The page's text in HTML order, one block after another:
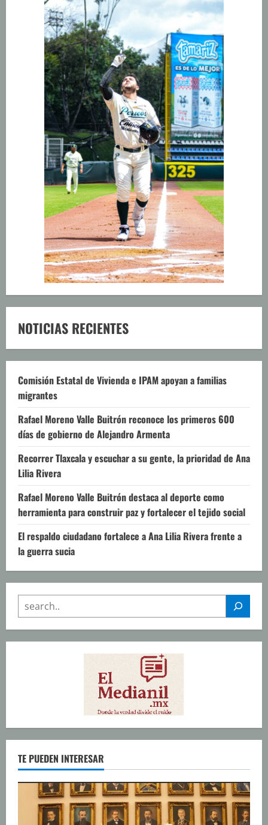
NOTICIAS RECIENTES
Comisión Estatal de Vivienda e IPAM apoyan a familias
migrantes
Rafael Moreno Valle Buitrón reconoce los primeros 600
días de gobierno de Alejandro Armenta
Recorrer Tlaxcala y escuchar a su gente, la prioridad de Ana
Lilia Rivera
Rafael Moreno Valle Buitrón destaca al deporte como
herramienta para construir paz y fortalecer el tejido social
El respaldo ciudadano fortalece a Ana Lilia Rivera frente a
la guerra sucia
SEARCH
TE PUEDEN INTERESAR